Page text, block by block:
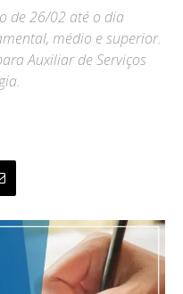
de 26/02 até o dia
médio e superior.
Auxiliar de Serviços